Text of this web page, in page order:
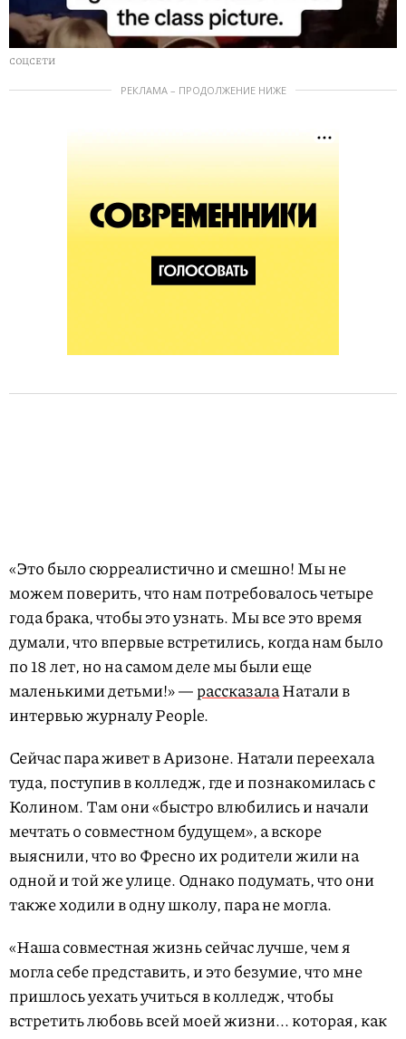
СОЦСЕТИ
РЕКЛАМА – ПРОДОЛЖЕНИЕ НИЖЕ
«Это было сюрреалистично и смешно! Мы не
можем поверить, что нам потребовалось четыре
года брака, чтобы это узнать. Мы все это время
думали, что впервые встретились, когда нам было
по 18 лет, но на самом деле мы были еще
маленькими детьми!» —рассказалаНатали в
интервью журналу People.
Сейчас пара живет в Аризоне. Натали переехала
туда, поступив в колледж, где и познакомилась с
Колином. Там они «быстро влюбились и начали
мечтать о совместном будущем», а вскоре
выяснили, что во Фресно их родители жили на
одной и той же улице. Однако подумать, что они
также ходили в одну школу, пара не могла.
«Наша совместная жизнь сейчас лучше, чем я
могла себе представить, и это безумие, что мне
пришлось уехать учиться в колледж, чтобы
встретить любовь всей моей жизни... которая, как